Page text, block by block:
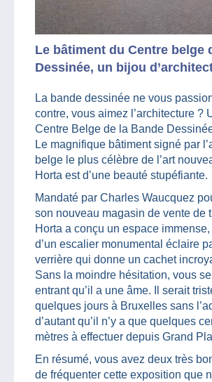
Le bâtiment du Centre belge
Dessinée, un bijou
La bande dessinée ne vous
contre, vous aimez l’architecture ?
Centre Belge de la Bande
Le magnifique bâtiment signé par
belge le plus célèbre de l’art
Horta est d’une beauté stupéfiante.
Mandaté par Charles Waucquez
son nouveau magasin de vente de
Horta a conçu un espace
d’un escalier monumental éclaire
verrière qui donne un cachet
Sans la moindre hésitation, vous
entrant qu’il a une âme. Il serait
quelques jours à Bruxelles sans
d’autant qu’il n’y a que quelques
mètres à effectuer depuis Grand
En résumé, vous avez deux très
de fréquenter cette exposition que